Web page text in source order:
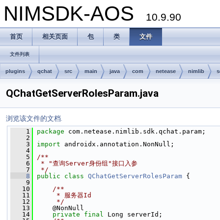
NIMSDK-AOS 10.9.90
首页 相关页面 包 类 文件
文件列表
plugins qchat src main java com netease nimlib
QChatGetServerRolesParam.java
浏览该文件的文档.
    1
package com.netease.nimlib.sdk.qchat.param;
    2
    3
import androidx.annotation.NonNull;
    4
    5
/**
    6
* "查询Server身份组"接口入参
    7
*/
    8
public class QChatGetServerRolesParam {
    9
   10
    /**
   11
     * 服务器Id
   12
     */
   13
@NonNull
   14
private final Long serverId;